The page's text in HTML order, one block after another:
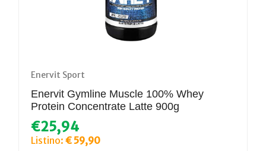
Enervit Sport
Enervit Gymline Muscle 100% Whey
Protein Concentrate Latte 900g
€25,94
Listino: € 59,90